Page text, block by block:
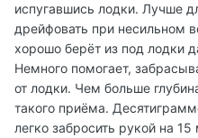
испугавшись лодки. Лучше
дрейфовать при несильном
хорошо берёт из под лодки
Немного помогает,
от лодки. Чем больше
такого приёма.
легко забросить рукой на